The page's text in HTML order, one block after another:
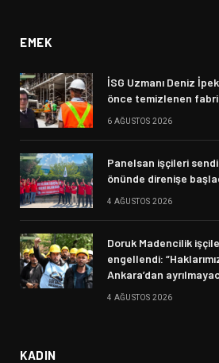
EMEK
İSG Uzmanı Deniz
önce temizlenen
6 AĞUSTOS 2026
Panelsan işçileri
önünde direnişe
4 AĞUSTOS 2026
Doruk Madencilik
engellendi:
Ankara’dan
4 AĞUSTOS 2026
KADIN